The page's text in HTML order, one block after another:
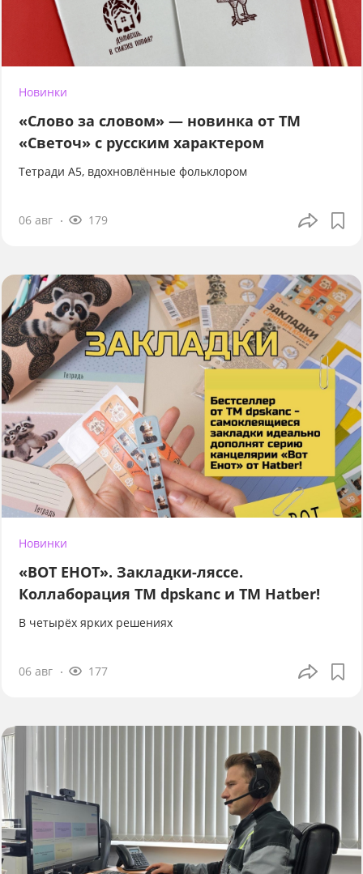
Новинки
«Слово за словом» — новинка от ТМ
«Светоч» с русским характером
Тетради А5, вдохновлённые фольклором
06 авг 179
Новинки
«ВОТ ЕНОТ». Закладки-ляссе.
Коллаборация TM dpskanc и ТМ Hatber!
В четырёх ярких решениях
06 авг 177